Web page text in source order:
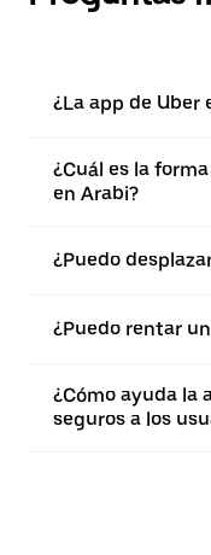
¿La app de Uber
¿Cuál es la
en Arabi?
¿Puedo
¿Puedo rentar
¿Cómo ayuda la
seguros a los